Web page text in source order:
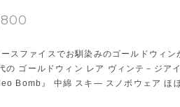
スファイスでお馴染みのゴールドウィン
の ゴールドウィン レア ヴィンテ－ジアイ
Bomb』 中綿 スキ— スノボウェア ほ